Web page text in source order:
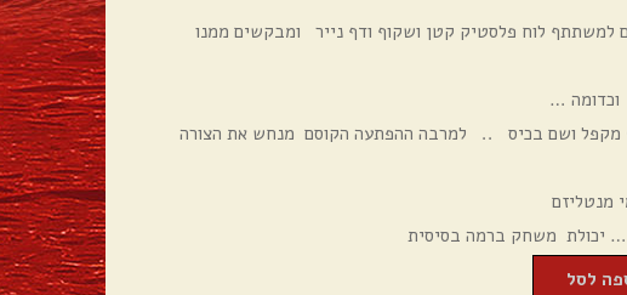
למשתתף לוח פלסטיק קטן ושקוף ודף נייר ומבקשים ממנו
וכדומה …
מקפל ושם בכיס .. למרבה ההפתעה הקוסם מנחש את הצורה
מנטליזם
יכולת משחק ברמה בסיסית
לסל